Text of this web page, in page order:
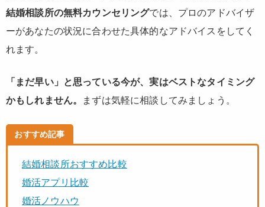
結婚相談所の無料カウンセリングでは、プロのアドバイザ
ーがあなたの状況に合わせた具体的なアドバイスをしてく
れます。
「まだ早い」と思っている今が、実はベストなタイミング
かもしれません。
まずは気軽に相談してみましょう。
おすすめ記事
結婚相談所おすすめ比較
婚活アプリ比較
婚活ノウハウ